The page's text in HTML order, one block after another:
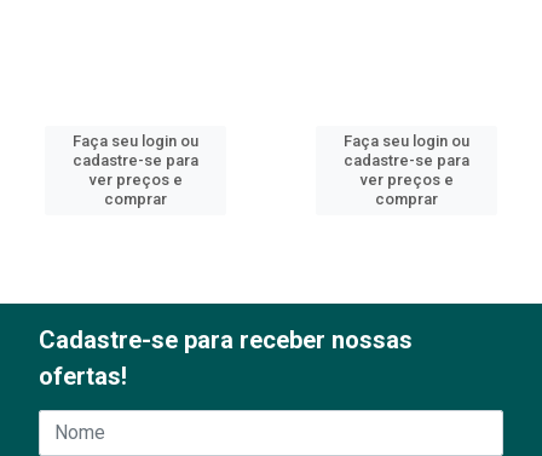
Faça seu login ou
cadastre-se para
ver preços e
comprar
Faça seu login ou
cadastre-se para
ver preços e
comprar
Cadastre-se para receber nossas
ofertas!